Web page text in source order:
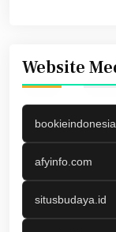
Website
afyinfo.com
situsbudaya.id